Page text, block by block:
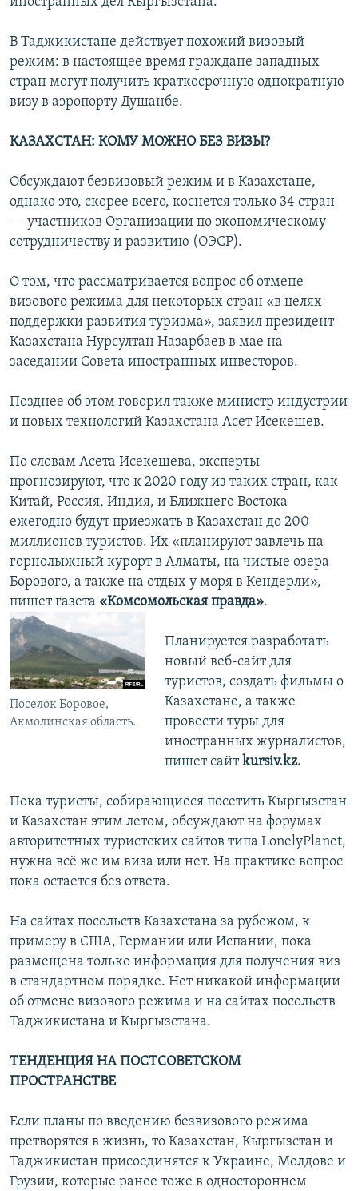
В Таджикистане действует похожий визовый
режим: в настоящее время граждане западных
стран могут получить краткосрочную однократную
визу в аэропорту Душанбе.
КАЗАХСТАН: КОМУ МОЖНО БЕЗ ВИЗЫ?
Обсуждают безвизовый режим и в Казахстане,
однако это, скорее всего, коснется только 34 стран
— участников Организации по экономическому
сотрудничеству и развитию (ОЭСР).
О том, что рассматривается вопрос об отмене
визового режима для некоторых стран «в целях
поддержки развития туризма», заявил президент
Казахстана Нурсултан Назарбаев в мае на
заседании Совета иностранных инвесторов.
Позднее об этом говорил также министр индустрии
и новых технологий Казахстана Асет Исекешев.
По словам Асета Исекешева, эксперты
прогнозируют, что к 2020 году из таких стран, как
Китай, Россия, Индия, и Ближнего Востока
ежегодно будут приезжать в Казахстан до 200
миллионов туристов. Их «планируют завлечь на
горнолыжный курорт в Алматы, на чистые озера
Борового, а также на отдых у моря в Кендерли»,
пишет газета «Комсомольская правда».
Поселок Боровое,
Акмолинская область.
Планируется разработать
новый веб-сайт для
туристов, создать фильмы о
Казахстане, а также
провести туры для
иностранных журналистов,
пишет сайтkursiv.kz.
Пока туристы, собирающиеся посетить Кыргызстан
и Казахстан этим летом, обсуждают на форумах
авторитетных туристских сайтов типа LonelyPlanet,
нужна всё же им виза или нет. На практике вопрос
пока остается без ответа.
На сайтах посольств Казахстана за рубежом, к
примеру в США, Германии или Испании, пока
размещена только информация для получения виз
в стандартном порядке. Нет никакой информации
об отмене визового режима и на сайтах посольств
Таджикистана и Кыргызстана.
ТЕНДЕНЦИЯ НА ПОСТСОВЕТСКОМ
ПРОСТРАНСТВЕ
Если планы по введению безвизового режима
претворятся в жизнь, то Казахстан, Кыргызстан и
Таджикистан присоединятся к Украине, Молдове и
Грузии, которые ранее тоже в одностороннем